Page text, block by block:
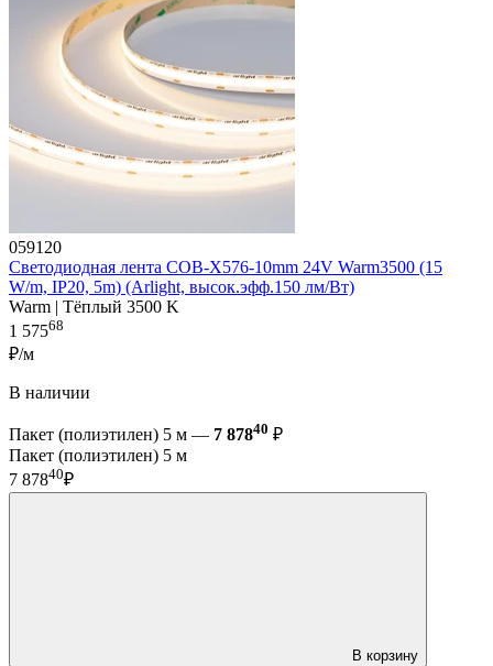
059120
Светодиодная лента COB-X576-10mm 24V Warm3500 (15
W/m, IP20, 5m) (Arlight, высок.эфф.150 лм/Вт)
Warm | Тёплый 3500 K
1 57568
₽/м
В наличии
Пакет (полиэтилен) 5 м — 7 87840 ₽
Пакет (полиэтилен) 5 м
7 87840₽
В корзину